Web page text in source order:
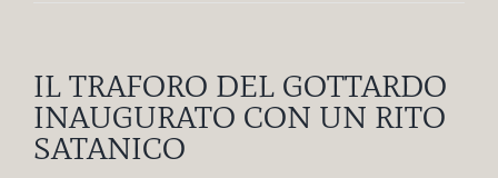
IL TRAFORO DEL GOTTARDO
INAUGURATO CON UN RITO
SATANICO